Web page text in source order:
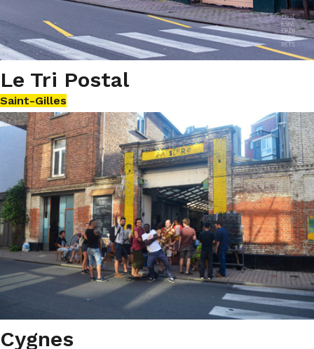
Le Tri Postal
Saint-Gilles
Cygnes